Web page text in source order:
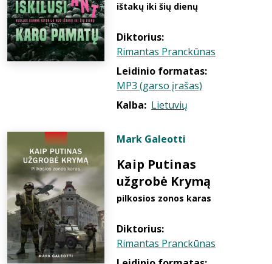
ištakų iki šių dienų
Diktorius:
Rimantas Pranckūnas
Leidinio formatas:
MP3 (garso įrašas)
Kalba: Lietuvių
Mark Galeotti
Kaip Putinas
užgrobė Krymą
pilkosios zonos karas
Diktorius:
Rimantas Pranckūnas